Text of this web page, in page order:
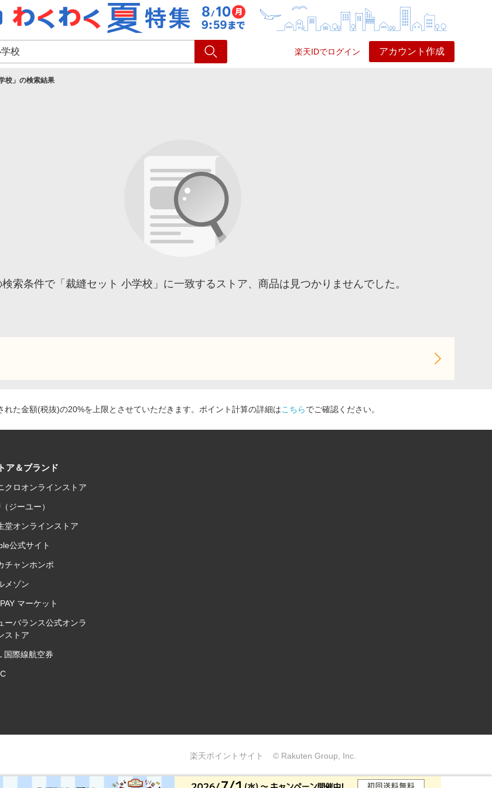
楽天IDでログイン アカウント作成
ショッピング
校 」の検索結果
検索条件で「裁縫セット 小学校」に一致するストア、商品は見つかりませんでした。
た金額(税抜)の20%を上限とさせていただきます。ポイント計算の詳細はこちらでご確認ください。
ア＆ブランド
クロオンラインストア
ジーユー）
堂オンラインストア
公式サイト
チャンホンポ
メゾン
マーケット
ーバランス公式オンラ
ストア
国際線航空券
楽天ポイントサイト © Rakuten Group, Inc.